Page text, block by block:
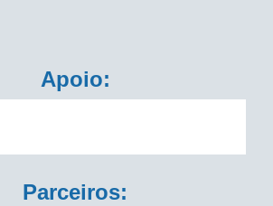
Apoio:
Parceiros: